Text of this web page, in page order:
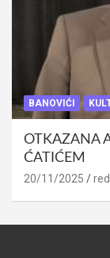
BANOVIĆI
OTKAZANA
ĆATIĆEM
20/11/2025